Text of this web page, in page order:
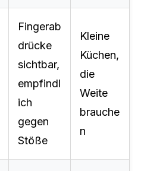
Fingerab
drücke
sichtbar,
empfindl
ich
gegen
Stöße
Kleine
Küchen,
die
Weite
brauche
n